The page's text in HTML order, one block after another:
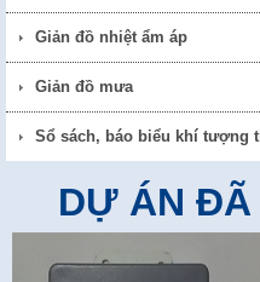
Giản đồ nhiệt ẩm áp
Giản đồ mưa
Sổ sách, báo biểu khí tượng
DỰ ÁN ĐÃ